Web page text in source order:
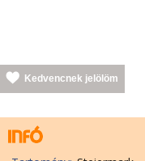
Kedvencnek jelölöm